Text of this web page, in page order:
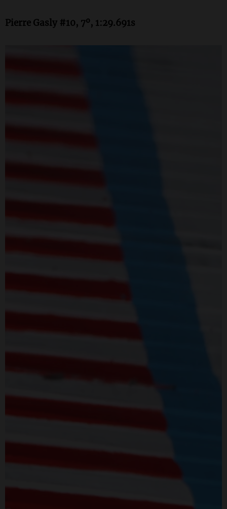
Pierre Gasly #10, 7º, 1:29.691s